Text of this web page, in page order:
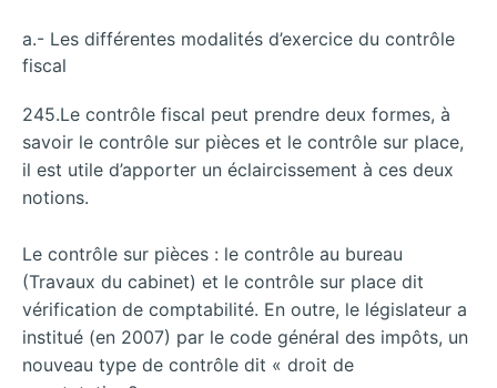
a.- Les différentes modalités d’exercice du contrôle
fiscal
245.Le contrôle fiscal peut prendre deux formes, à
savoir le contrôle sur pièces et le contrôle sur place,
il est utile d’apporter un éclaircissement à ces deux
notions.
Le contrôle sur pièces : le contrôle au bureau
(Travaux du cabinet) et le contrôle sur place dit
vérification de comptabilité. En outre, le législateur a
institué (en 2007) par le code général des impôts, un
nouveau type de contrôle dit « droit de